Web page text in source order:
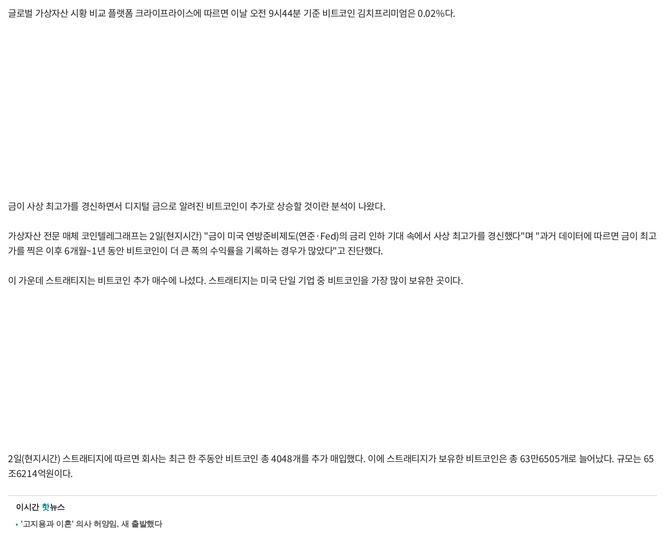
글로벌 가상자산 시황 비교 플랫폼 크라이프라이스에 따르면 이날 오전 9시44분 기준 비트코인 김치프리미엄은 0.02%다.
금이 사상 최고가를 경신하면서 디지털 금으로 알려진 비트코인이 추가로 상승할 것이란 분석이 나왔다.
가상자산 전문 매체 코인텔레그래프는 2일(현지시간) "금이 미국 연방준비제도(연준·Fed)의 금리 인하 기대 속에서 사상 최고가를 경신했다"며 "과거 데이터에 따르면 금이 최고
가를 찍은 이후 6개월~1년 동안 비트코인이 더 큰 폭의 수익률을 기록하는 경우가 많았다"고 진단했다.
이 가운데 스트래티지는 비트코인 추가 매수에 나섰다. 스트래티지는 미국 단일 기업 중 비트코인을 가장 많이 보유한 곳이다.
2일(현지시간) 스트래티지에 따르면 회사는 최근 한 주동안 비트코인 총 4048개를 추가 매입했다. 이에 스트래티지가 보유한 비트코인은 총 63만6505개로 늘어났다. 규모는 65
조6214억원이다.
이시간 핫뉴스
'고지용과 이혼' 의사 허양임, 새 출발했다